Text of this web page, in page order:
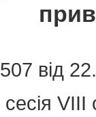
від
сесія VIII